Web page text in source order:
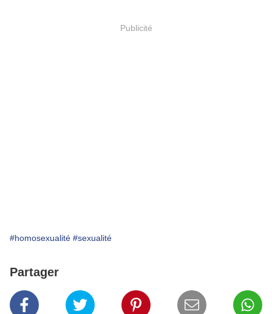
Publicité
#homosexualité #sexualité
Partager